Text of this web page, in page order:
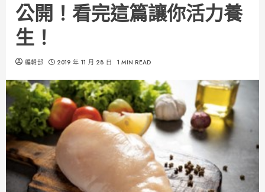
公開！看完這篇讓你活力養
生！
編輯部 2019 年 11 月 28 日 1 MIN READ